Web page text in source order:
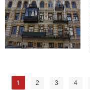
1 2 3 4